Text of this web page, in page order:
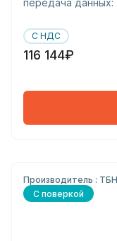
передача данных:
С НДС
116 144₽
Производитель : ТБН
С поверкой